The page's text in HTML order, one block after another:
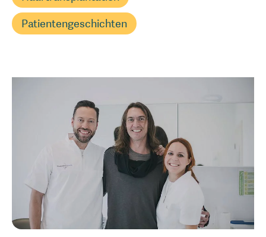
Patientengeschichten